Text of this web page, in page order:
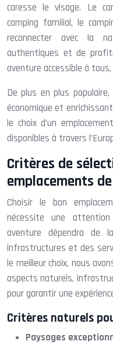
caresse le visage. Le
camping familial, le
reconnecter avec la
authentiques et de
aventure accessible à
De plus en plus
économique et
le choix d’un
disponibles à travers
Critères de
emplacements
Choisir le bon
nécessite une
aventure dépendra de
infrastructures et des
le meilleur choix, nous
aspects naturels,
pour garantir une
Critères naturels
Paysages